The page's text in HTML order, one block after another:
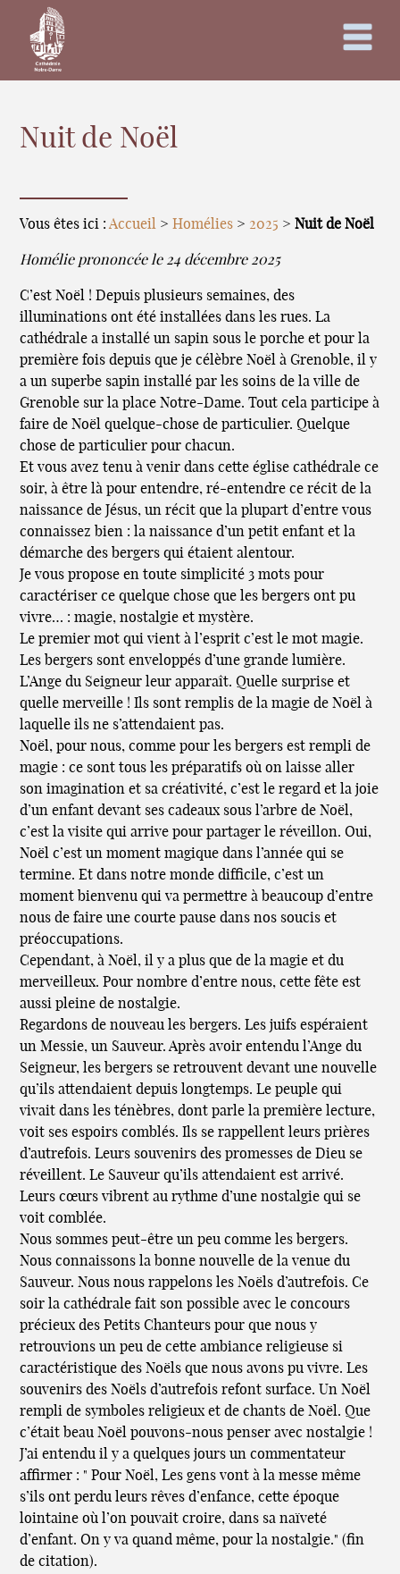
Nuit de Noël
Vous êtes ici :Accueil > Homélies > 2025 >Nuit de Noël
Homélie prononcée le 24 décembre 2025
C’est Noël ! Depuis plusieurs semaines, des
illuminations ont été installées dans les rues. La
cathédrale a installé un sapin sous le porche et pour la
première fois depuis que je célèbre Noël à Grenoble, il y
a un superbe sapin installé par les soins de la ville de
Grenoble sur la place Notre-Dame. Tout cela participe à
faire de Noël quelque-chose de particulier. Quelque
chose de particulier pour chacun.
Et vous avez tenu à venir dans cette église cathédrale ce
soir, à être là pour entendre, ré-entendre ce récit de la
naissance de Jésus, un récit que la plupart d’entre vous
connaissez bien : la naissance d’un petit enfant et la
démarche des bergers qui étaient alentour.
Je vous propose en toute simplicité 3 mots pour
caractériser ce quelque chose que les bergers ont pu
vivre… : magie, nostalgie et mystère.
Le premier mot qui vient à l’esprit c’est le mot magie.
Les bergers sont enveloppés d’une grande lumière.
L’Ange du Seigneur leur apparaît. Quelle surprise et
quelle merveille ! Ils sont remplis de la magie de Noël à
laquelle ils ne s’attendaient pas.
Noël, pour nous, comme pour les bergers est rempli de
magie : ce sont tous les préparatifs où on laisse aller
son imagination et sa créativité, c’est le regard et la joie
d’un enfant devant ses cadeaux sous l’arbre de Noël,
c’est la visite qui arrive pour partager le réveillon. Oui,
Noël c’est un moment magique dans l’année qui se
termine. Et dans notre monde difficile, c’est un
moment bienvenu qui va permettre à beaucoup d’entre
nous de faire une courte pause dans nos soucis et
préoccupations.
Cependant, à Noël, il y a plus que de la magie et du
merveilleux. Pour nombre d’entre nous, cette fête est
aussi pleine de nostalgie.
Regardons de nouveau les bergers. Les juifs espéraient
un Messie, un Sauveur. Après avoir entendu l’Ange du
Seigneur, les bergers se retrouvent devant une nouvelle
qu’ils attendaient depuis longtemps. Le peuple qui
vivait dans les ténèbres, dont parle la première lecture,
voit ses espoirs comblés. Ils se rappellent leurs prières
d’autrefois. Leurs souvenirs des promesses de Dieu se
réveillent. Le Sauveur qu’ils attendaient est arrivé.
Leurs cœurs vibrent au rythme d’une nostalgie qui se
voit comblée.
Nous sommes peut-être un peu comme les bergers.
Nous connaissons la bonne nouvelle de la venue du
Sauveur. Nous nous rappelons les Noëls d’autrefois. Ce
soir la cathédrale fait son possible avec le concours
précieux des Petits Chanteurs pour que nous y
retrouvions un peu de cette ambiance religieuse si
caractéristique des Noëls que nous avons pu vivre. Les
souvenirs des Noëls d’autrefois refont surface. Un Noël
rempli de symboles religieux et de chants de Noël. Que
c’était beau Noël pouvons-nous penser avec nostalgie !
J’ai entendu il y a quelques jours un commentateur
affirmer : " Pour Noël, Les gens vont à la messe même
s’ils ont perdu leurs rêves d’enfance, cette époque
lointaine où l’on pouvait croire, dans sa naïveté
d’enfant. On y va quand même, pour la nostalgie." (fin
de citation).